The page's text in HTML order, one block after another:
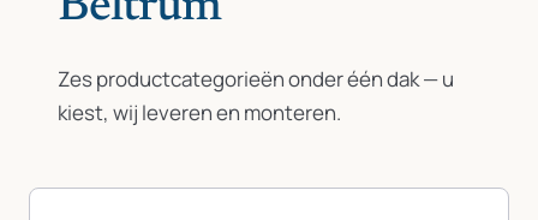
Zes productcategorieën onder één dak — u
kiest, wij leveren en monteren.